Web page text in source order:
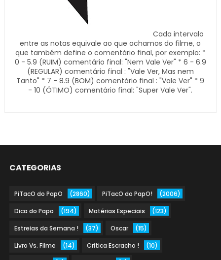
Cada intervalo
entre as notas equivale ao que achamos do filme, o
que também define o comentário final, por exemplo: *
0 - 5.9 (RUIM) comentário final: "Nem Vale Ver" * 6 - 6.9
(REGULAR) comentário final : "Vale Ver, Mas nem
Tanto" * 7 - 8.9 (BOM) comentário final : "Vale Ver" * 9
- 10 (ÓTIMO) comentário final: "Super Vale Ver".
CATEGORIAS
PiTacO do PapO (2860) PiTacO do PapO! (2006)
Dica do Papo (194) Matérias Especiais (123)
Estreias da Semana ! (37) Oscar (15)
Livro Vs. Filme (14) Crítica Escracho ! (10)